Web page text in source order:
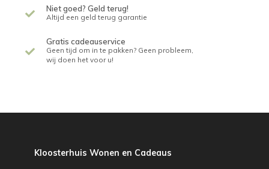
Niet goed? Geld terug!
Altijd een geld terug garantie
Gratis cadeauservice
Geen tijd om in te pakken? Geen probleem,
wij doen het voor u!
Kloosterhuis Wonen en Cadeaus